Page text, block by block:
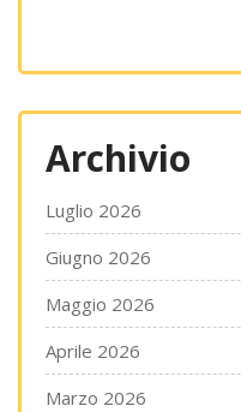
Archivio
Luglio 2026
Giugno 2026
Maggio 2026
Aprile 2026
Marzo 2026